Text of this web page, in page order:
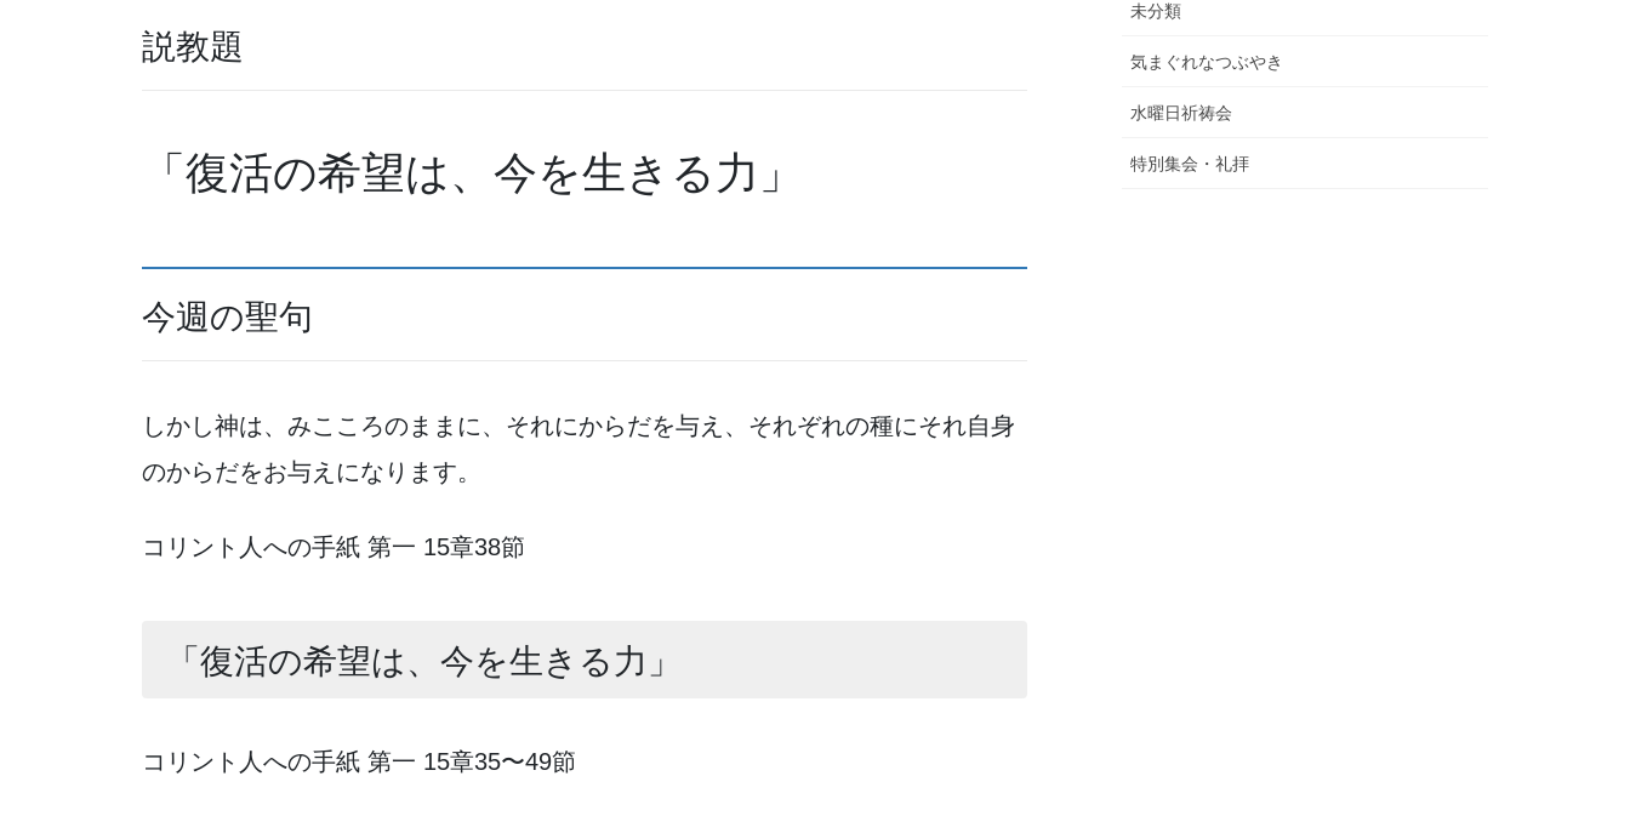
説教題
「復活の希望は、今を生きる力」
今週の聖句
しかし神は、みこころのままに、それにからだを与え、それぞれの種にそれ⾃⾝
のからだをお与えになります。
コリント人への手紙 第一 15章38節
「復活の希望は、今を生きる力」
コリント人への手紙 第一 15章35〜49節
未分類
気まぐれなつぶやき
水曜日祈祷会
特別集会・礼拝